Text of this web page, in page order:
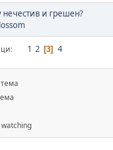
и грешен?
1 2 3 4